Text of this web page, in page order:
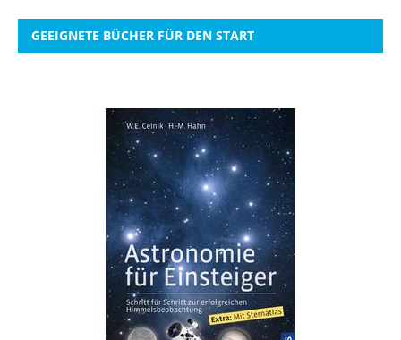
GEEIGNETE BÜCHER FÜR DEN START